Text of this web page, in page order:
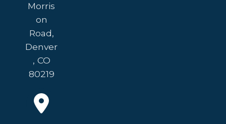
Morris
on
Road,
Denver
, CO
80219